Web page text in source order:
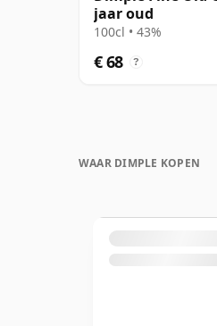
jaar oud
100cl • 43%
€ 68 ?
WAAR DIMPLE KOPEN